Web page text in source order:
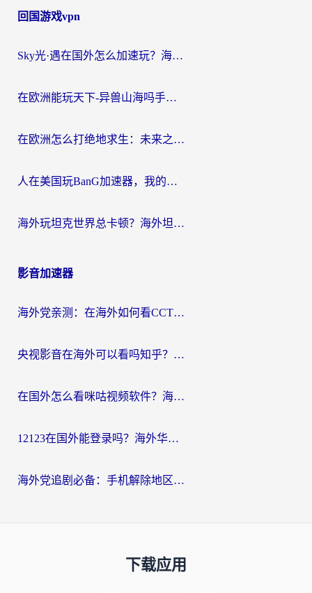
回国游戏vpn
Sky光·遇在国外怎么加速玩？海外党亲测有效的国服游戏加速指南
在欧洲能玩天下-异兽山海吗手游？海外玩家的加速器生存指南
在欧洲怎么打绝地求生：未来之役不卡？留学生亲测的加速器避坑指南
人在美国玩BanG加速器，我的延迟终于绿了
海外玩坦克世界总卡顿？海外坦克世界加速器有哪些？实测好用的选择在这里
影音加速器
海外党亲测：在海外如何看CCTV？告别“仅限大陆播放”的实用指南
央视影音在海外可以看吗知乎？留学生亲测：3步解决地域限制+追剧自由
在国外怎么看咪咕视频软件？海外党亲测有效的回国加速方案
12123在国外能登录吗？海外华人必看的回国加速实用指南
海外党追剧必备：手机解除地区限制app怎么选？解决央视视频&国内剧地区限制全指南
下载应用